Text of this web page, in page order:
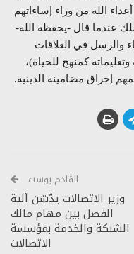
الله من وراء إساءاتهم
عندما قال -يحفظه الله-
والرسل في العلاقات
كمنهج للحياة)،
إحراق مضامينه الدينية.
القادم بوست
وزير الاتصالات يدّشن آلية
الفصل بين مهام مالك
الشبكة والخدمة بمؤسسة
الاتصالات